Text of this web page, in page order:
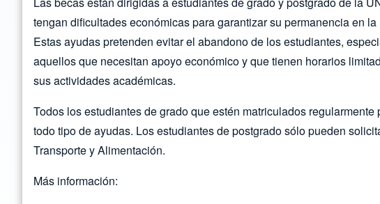
tengan dificultades económicas para garantizar su permanencia en
Estas ayudas pretenden evitar el abandono de los estudiantes,
aquellos que necesitan apoyo económico y que tienen horarios
sus actividades académicas.
Todos los estudiantes de grado que estén matriculados regularmente
todo tipo de ayudas. Los estudiantes de postgrado sólo pueden
Transporte y Alimentación.
Más información: